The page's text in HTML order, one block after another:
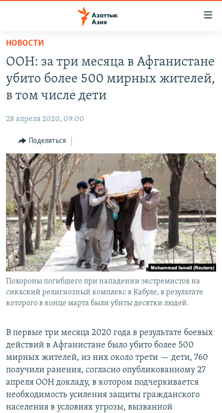
Вернуться
основному
содержанию
Вернутся
главной
навигации
Вернутся
поиску
КАЗАХСТАН
ТАДЖИКИСТАН
НОВОСТИ
ҚАЗАҚША
КЫРГЫЗЧА
ЎЗБЕКЧА
ТОҶИКӢ
TÜRKMENÇE
Все сайты РСЕ/РС
НОВОСТИ
ООН: за три месяца в Афганистане
убито более 500 мирных жителей,
в том числе дети
28 апреля 2020, 09:00
Поделиться
Похороны погибшего при нападении экстремистов на
сикхский религиозный комплекс в Кабуле, в результате
которого в конце марта были убиты десятки людей.
В первые три месяца 2020 года в результате боевых
действий в Афганистане было убито более 500
мирных жителей, из них около трети — дети, 760
получили ранения, согласно опубликованному 27
апреля ООН докладу, в котором подчеркивается
необходимость усиления защиты гражданского
населения в условиях угрозы, вызванной